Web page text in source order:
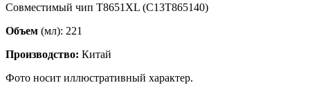
Совместимый чип Т8651XL (C13T865140)
Объем (мл): 221
Производство: Китай
Фото носит иллюстративный характер.